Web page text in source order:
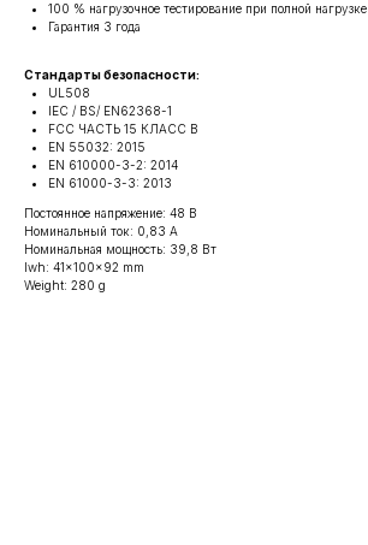
100 % нагрузочное тестирование при полной нагрузке
Гарантия 3 года
Стандарты безопасности:
UL508
IEC / BS/ EN62368-1
FCC ЧАСТЬ 15 КЛАСС В
EN 55032: 2015
EN 610000-3-2: 2014
EN 61000-3-3: 2013
Постоянное напряжение: 48 В
Номинальный ток: 0,83 А
Номинальная мощность: 39,8 Вт
lwh: 41x100x92 mm
Weight: 280 g